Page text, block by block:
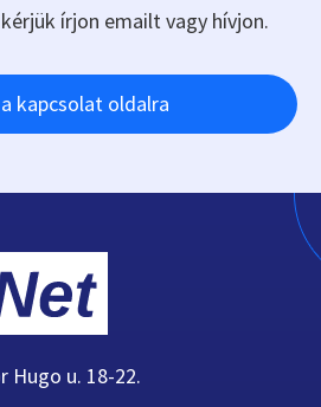
írjon emailt vagy hívjon.
kapcsolat oldalra
Hugo u. 18-22.